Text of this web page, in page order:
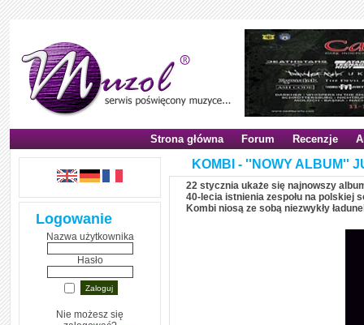
Strona główna Forum Recenzje
Logowanie
Nazwa użytkownika
Hasło
Nie możesz się
KOMBI - ''NOWY ALBUM''
22 stycznia ukaże się najnowszy
40-lecia istnienia zespołu na polskiej
Kombi niosą ze sobą niezwykły